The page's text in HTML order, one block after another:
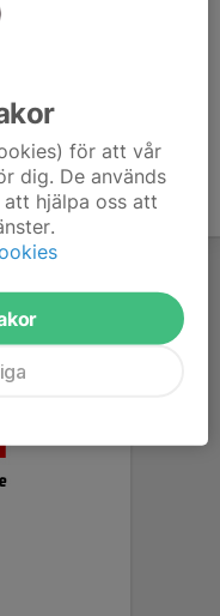
för att vår
dig. De används
hjälpa oss att